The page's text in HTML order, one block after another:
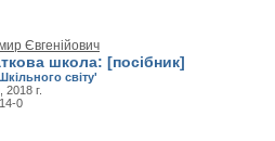
Євгенійович
школа: [посібник]
світу'
г.
0